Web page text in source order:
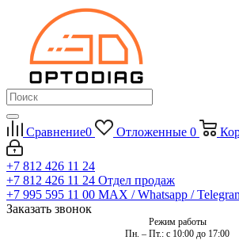
Сравнение0 Отложенные 0
+7 812 426 11 24
+7 812 426 11 24 Отдел продаж
+7 995 595 11 00 MAX / Whatsapp /
Заказать звонок
Режим работы
Пн. – Пт.: с 10:00 до 17:00